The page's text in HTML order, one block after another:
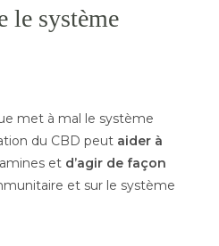
le système
met à mal le système
du CBD peut aider à
et d’agir de façon
et sur le système